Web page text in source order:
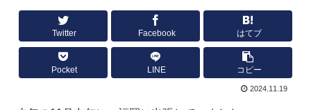
Twitter Facebook はてブ
Pocket LINE コピー
2024.11.19